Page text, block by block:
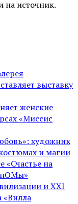
на источник.
выставку
женские
«Миссис
художник
и магии
«Счастье на
и ХХI
«Вилла